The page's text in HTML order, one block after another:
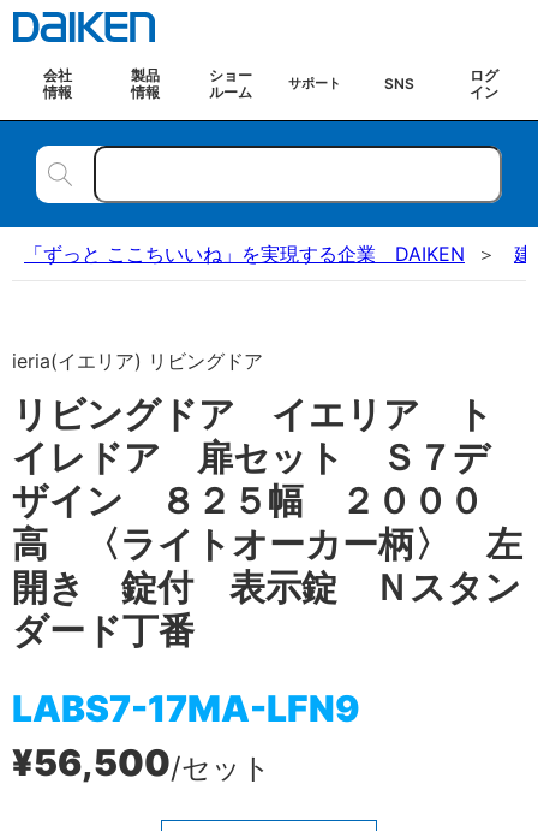
会社
情報
製品
情報
ショー
ルーム
サポート SNS
ログ
イン
「ずっと ここちいいね」を実現する企業 DAIKEN 建
ieria(イエリア) リビングドア
リビングドア イエリア ト
イレドア 扉セット Ｓ７デ
ザイン ８２５幅 ２０００
高 〈ライトオーカー柄〉 左
開き 錠付 表示錠 Ｎスタン
ダード丁番
LABS7-17MA-LFN9
¥56,500/セット